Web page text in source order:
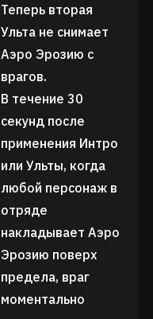
Теперь вторая
Ульта не снимает
Аэро Эрозию с
врагов.
В течение 30
секунд после
применения Интро
или Ульты, когда
любой персонаж в
отряде
накладывает Аэро
Эрозию поверх
предела, враг
моментально